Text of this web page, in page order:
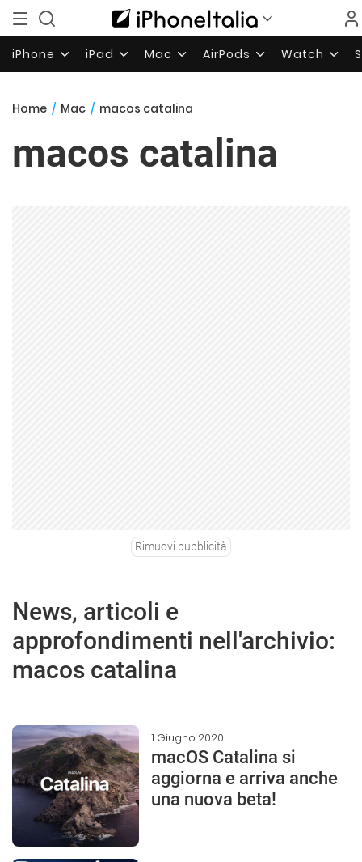
iPhone iPad Mac AirPods Watch
Home / Mac / macos catalina
macos catalina
Rimuovi pubblicità
News, articoli e
approfondimenti nell'archivio:
macos catalina
1 Giugno 2020
macOS Catalina si
aggiorna e arriva anche
una nuova beta!